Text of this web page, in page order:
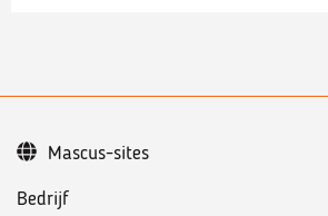
Bedrijf
Mascus-sites